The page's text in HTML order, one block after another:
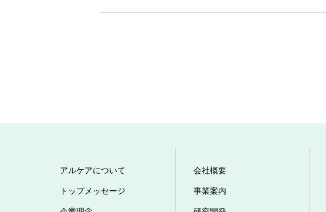
アルケアについて
トップメッセージ
会社概要
事業案内